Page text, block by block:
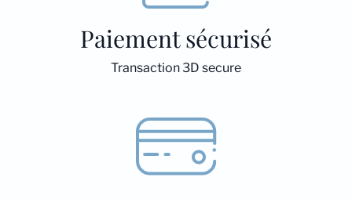
Paiement sécurisé
Transaction 3D secure